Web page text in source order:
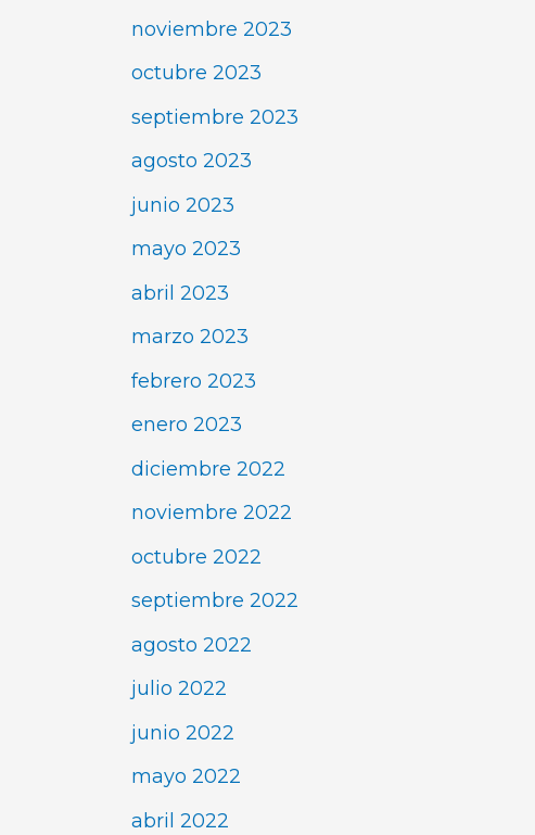
noviembre 2023
octubre 2023
septiembre 2023
agosto 2023
junio 2023
mayo 2023
abril 2023
marzo 2023
febrero 2023
enero 2023
diciembre 2022
noviembre 2022
octubre 2022
septiembre 2022
agosto 2022
julio 2022
junio 2022
mayo 2022
abril 2022